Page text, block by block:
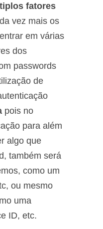
fatores
vez mais os
em várias
dos
passwords
de
pois no
para além
algo que
também será
como um
ou mesmo
uma
ID, etc.